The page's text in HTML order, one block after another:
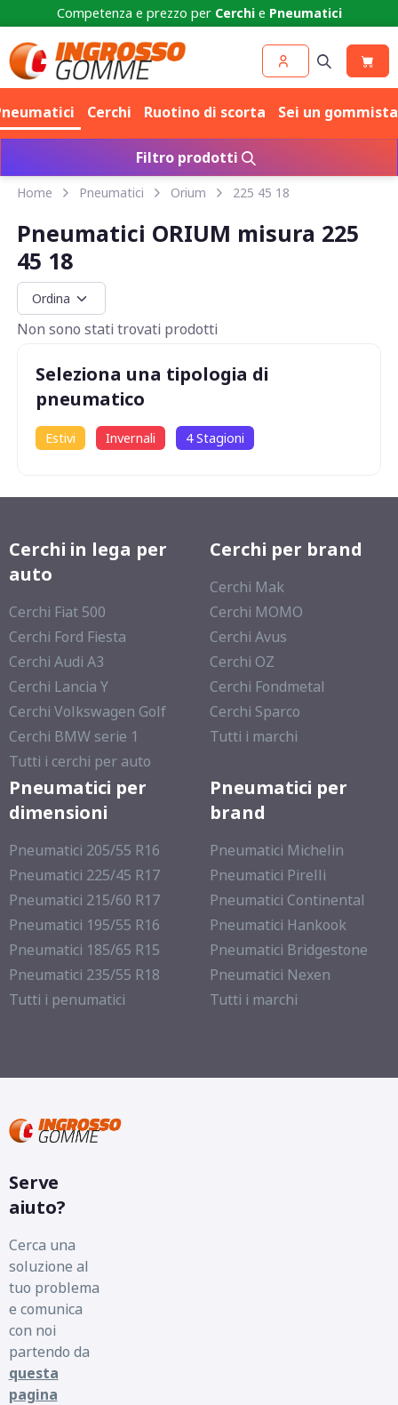
Competenza e prezzo per Cerchie Pneumatici
Cerchi Ruotino di scorta Sei un
Filtro prodotti
Home Pneumatici Orium 225 45 18
Pneumatici ORIUM misura 225
45 18
Non sono stati trovati prodotti
Seleziona una tipologia di
pneumatico
Estivi Invernali 4 Stagioni
Cerchi in lega per
auto
Cerchi Fiat 500
Cerchi Ford Fiesta
Cerchi Audi A3
Cerchi Lancia Y
Cerchi Volkswagen Golf
Cerchi BMW serie 1
Tutti i cerchi per auto
Cerchi per brand
Cerchi Mak
Cerchi MOMO
Cerchi Avus
Cerchi OZ
Cerchi Fondmetal
Cerchi Sparco
Tutti i marchi
Pneumatici per
dimensioni
Pneumatici 205/55 R16
Pneumatici 225/45 R17
Pneumatici 215/60 R17
Pneumatici 195/55 R16
Pneumatici 185/65 R15
Pneumatici 235/55 R18
Tutti i penumatici
Pneumatici per
brand
Pneumatici Michelin
Pneumatici Pirelli
Pneumatici Continental
Pneumatici Hankook
Pneumatici Bridgestone
Pneumatici Nexen
Tutti i marchi
Serve
aiuto?
Cerca una
soluzione al
tuo problema
e comunica
con noi
partendo da
questa
pagina